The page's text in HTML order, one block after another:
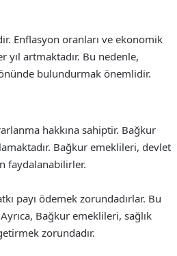
Enflasyon oranları ve ekonomik
artmaktadır. Bu nedenle,
bulundurmak önemlidir.
hakkına sahiptir. Bağkur
Bağkur emeklileri, devlet
faydalanabilirler.
payı ödemek zorundadırlar. Bu
Bağkur emeklileri, sağlık
zorundadır.